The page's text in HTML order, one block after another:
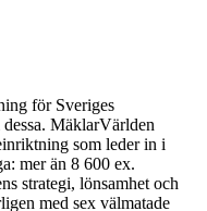
för Sveriges
MäklarVärlden
som leder in i
mer än 8 600 ex.
strategi, lönsamhet och
med sex välmatade